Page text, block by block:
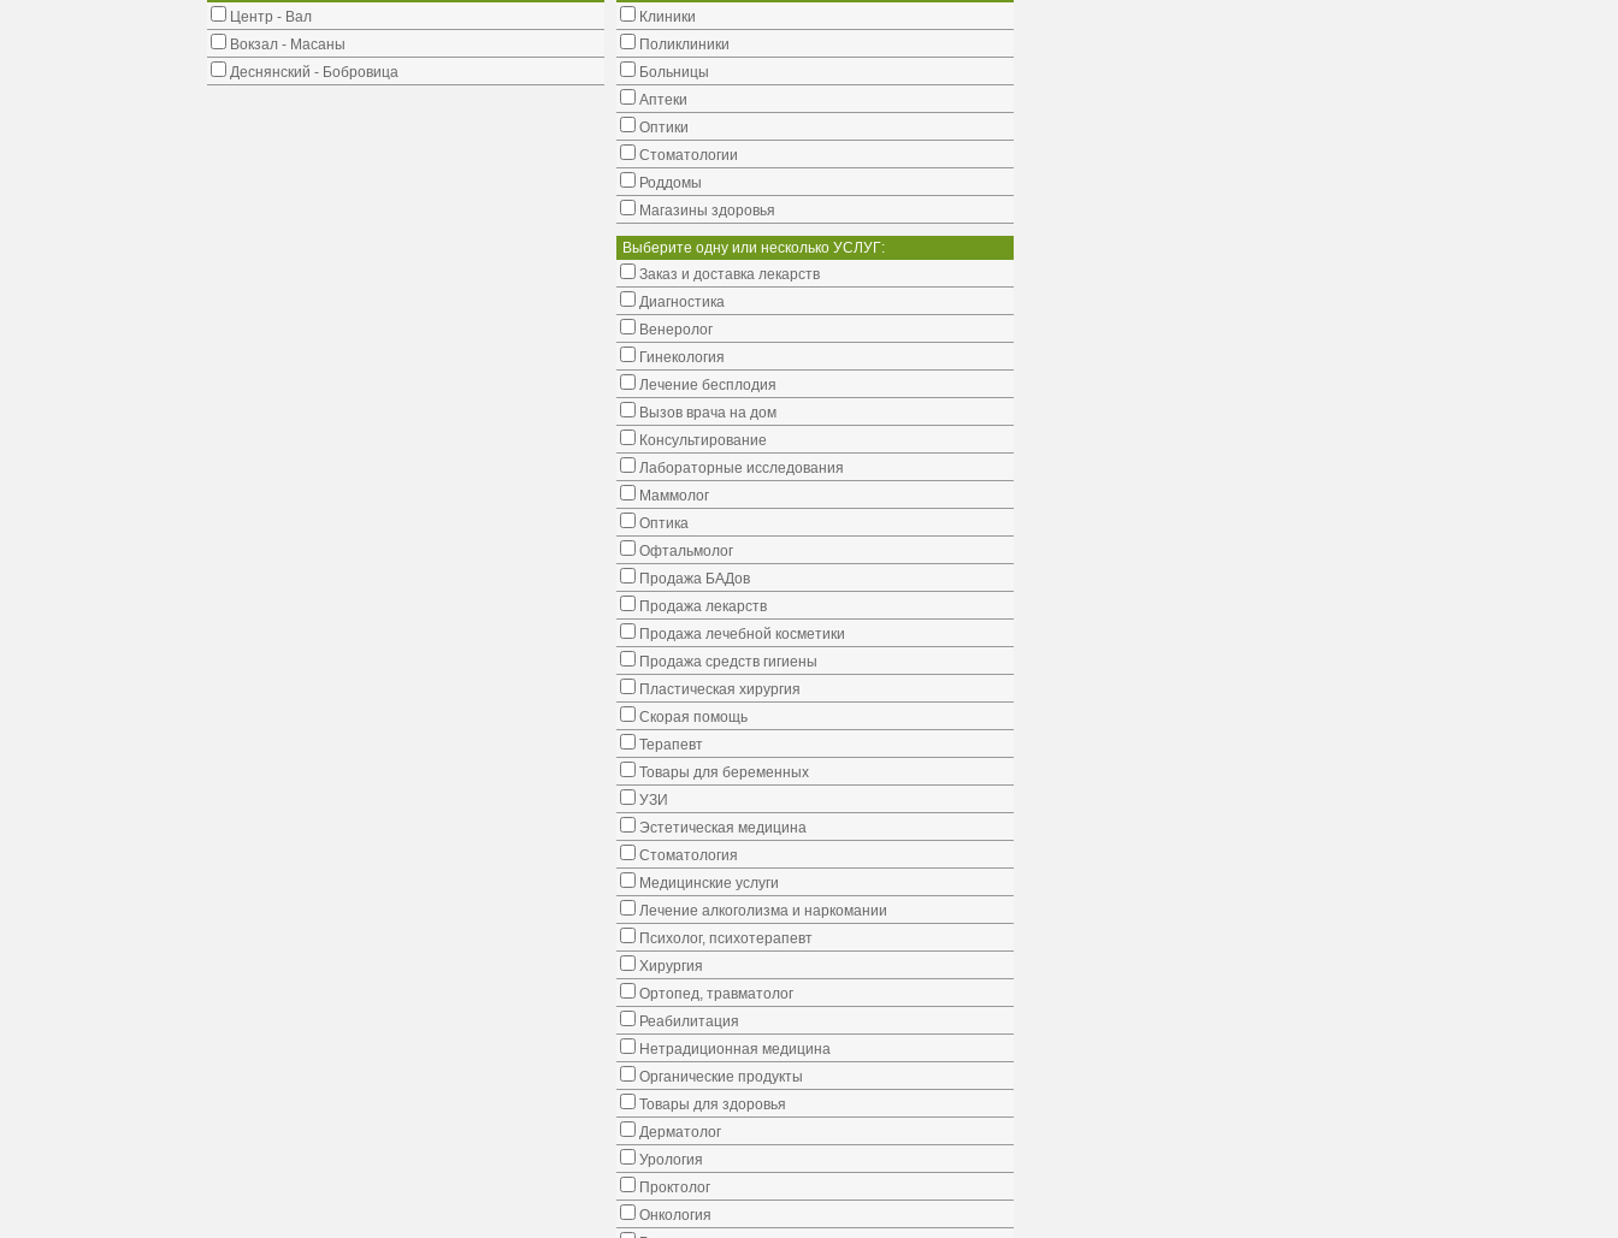
Центр - Вал
Вокзал - Масаны
Деснянский - Бобровица
Клиники
Поликлиники
Больницы
Аптеки
Оптики
Стоматологии
Роддомы
Магазины здоровья
Выберите одну или несколько УСЛУГ:
Заказ и доставка лекарств
Диагностика
Венеролог
Гинекология
Лечение бесплодия
Вызов врача на дом
Консультирование
Лабораторные исследования
Маммолог
Оптика
Офтальмолог
Продажа БАДов
Продажа лекарств
Продажа лечебной косметики
Продажа средств гигиены
Пластическая хирургия
Скорая помощь
Терапевт
Товары для беременных
УЗИ
Эстетическая медицина
Стоматология
Медицинские услуги
Лечение алкоголизма и наркомании
Психолог, психотерапевт
Хирургия
Ортопед, травматолог
Реабилитация
Нетрадиционная медицина
Органические продукты
Товары для здоровья
Дерматолог
Урология
Проктолог
Онкология